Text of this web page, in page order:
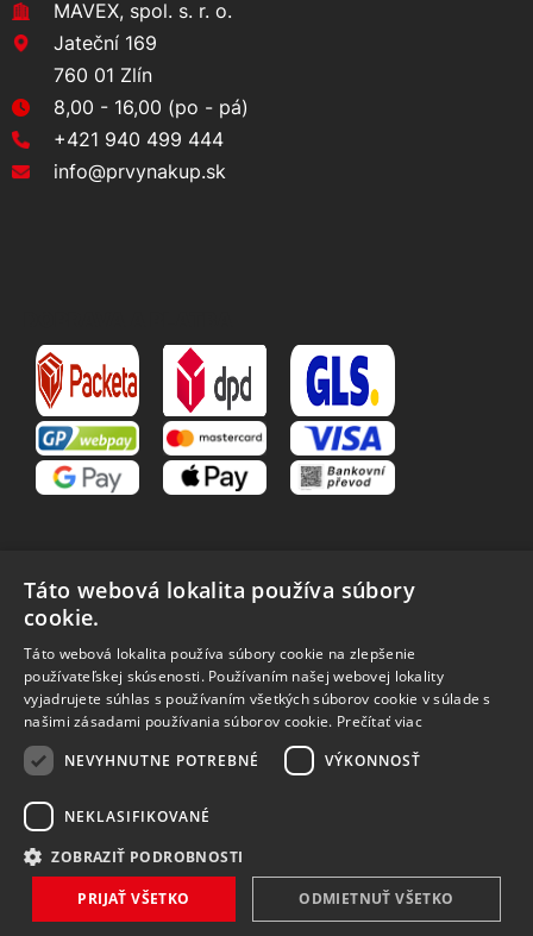
MAVEX, spol. s. r. o.
Jateční 169
760 01 Zlín
8,00 - 16,00 (po - pá)
+421 940 499 444
info@prvynakup.sk
VŠETKO O NÁKUPE
O nás
Obchodné podmienky
Reklamačný poriadok
Reklamácia
Vrátenie tovaru
Spôsoby dopravy
Spracovanie osobných
údajov
Copyright 2026 MAVEX, spol. s r.o. Všechna práva vyhrazena
Táto webová lokalita používa súbory
cookie.
Táto webová lokalita používa súbory cookie na zlepšenie
používateľskej skúsenosti. Používaním našej webovej lokality
vyjadrujete súhlas s používaním všetkých súborov cookie v súlade s
našimi zásadami používania súborov cookie. Prečítať viac
NEVYHNUTNE POTREBNÉ
VÝKONNOSŤ
NEKLASIFIKOVANÉ
ZOBRAZIŤ PODROBNOSTI
PRIJAŤ VŠETKO ODMIETNUŤ VŠETKO